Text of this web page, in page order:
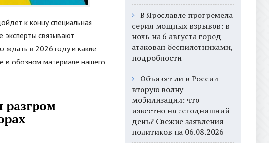
к концу специальная
эксперты связывают
ждать в 2026 году и какие
в обозном материале нашего
разгром
В Ярославле прогремела
серия мощных взрывов: в
ночь на 6 августа город
атакован беспилотниками,
подробности
Объявят ли в России
вторую волну
мобилизации: что
известно на сегодняшний
день? Свежие заявления
политиков на 06.08.2026